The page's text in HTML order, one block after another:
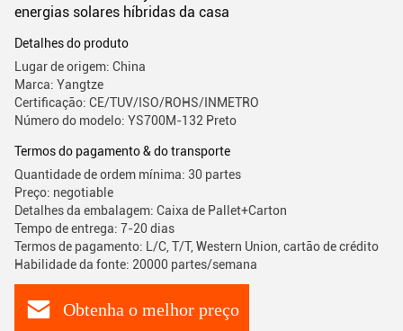
energias solares híbridas da casa
Detalhes do produto
Lugar de origem: China
Marca: Yangtze
Certificação: CE/TUV/ISO/ROHS/INMETRO
Número do modelo: YS700M-132 Preto
Termos do pagamento & do transporte
Quantidade de ordem mínima: 30 partes
Preço: negotiable
Detalhes da embalagem: Caixa de Pallet+Carton
Tempo de entrega: 7-20 dias
Termos de pagamento: L/C, T/T, Western Union, cartão de crédito
Habilidade da fonte: 20000 partes/semana
Obtenha o melhor preço